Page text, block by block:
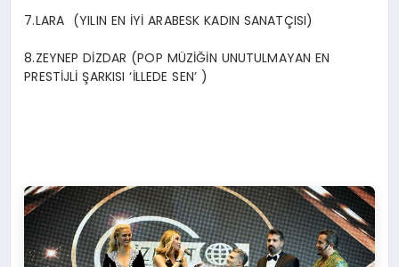
7.LARA (YILIN EN İYİ ARABESK KADIN SANATÇISI)
8.ZEYNEP DİZDAR (POP MÜZİĞİN UNUTULMAYAN EN
PRESTİJLİ ŞARKISI ‘İLLEDE SEN’ )